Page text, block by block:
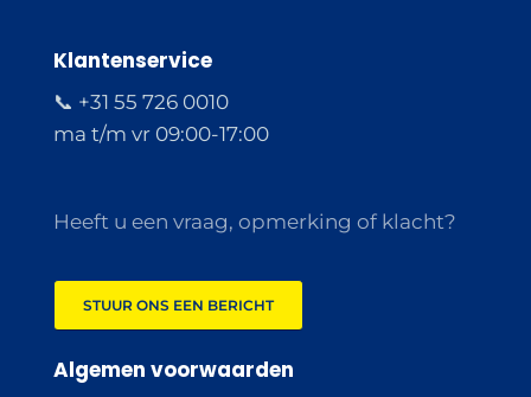
Klantenservice
📞 +31 55 726 0010
ma t/m vr 09:00-17:00
Heeft u een vraag, opmerking of klacht?
STUUR ONS EEN BERICHT
Algemen voorwaarden